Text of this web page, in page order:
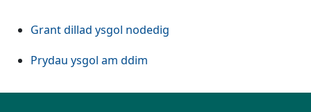
Grant dillad ysgol nodedig
Prydau ysgol am ddim